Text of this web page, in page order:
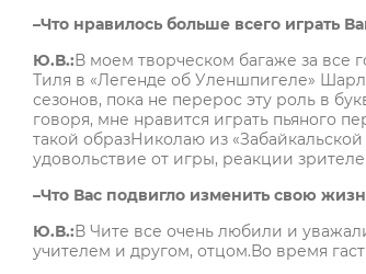
–Что нравилось больше всего играть
Ю.В.:В моем творческом багаже за все
Тиля в «Легенде об Уленшпигеле»
сезонов, пока не перерос эту роль в
говоря, мне нравится играть пьяного
такой образНиколаю из
удовольствие от игры, реакции
–Что Вас подвигло изменить свою
Ю.В.:В Чите все очень любили и
учителем и другом, отцом.Во время